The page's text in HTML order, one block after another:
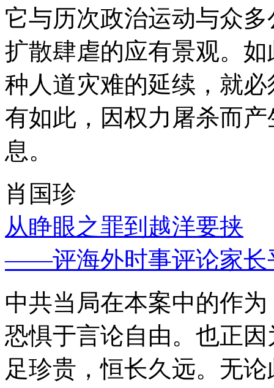
它与历次政治运动与众
扩散肆虐的应有景观。
种人道灾难的延续，就
有如此，因权力屠杀而
息。
肖国珍
从睁眼之罪到越洋要挟
——评海外时事评论家长
中共当局在本案中的作
恐惧于言论自由。也正
足珍贵，恒长久远。无